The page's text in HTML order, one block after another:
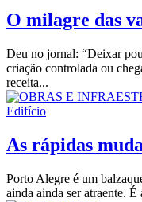
O milagre das
Deu no jornal: “Deixar
criação controlada ou
receita...
As rápidas
Porto Alegre é um
ainda ainda ser atraente. É